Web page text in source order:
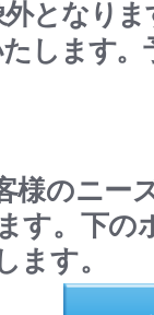
となりま
します
様のニー
す。下の
ます。